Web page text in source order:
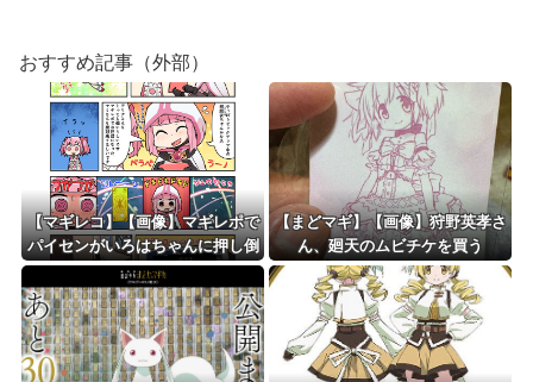
おすすめ記事（外部）
【マギレコ】【画像】マギレポで
パイセンがいろはちゃんに押し倒
される回探してるんだけど
【まどマギ】【画像】狩野英孝さ
ん、廻天のムビチケを買う